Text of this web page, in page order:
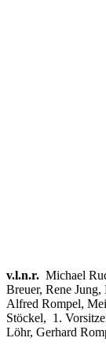
v.l.n.r. Michael
Breuer, Rene
Alfred Rompel,
Stöckel, 1.
Löhr, Gerhard